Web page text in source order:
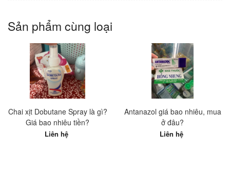
Sản phẩm cùng loại
Chai xịt Dobutane Spray là gì?
Giá bao nhiêu tiền?
Liên hệ
Antanazol giá bao nhiêu, mua
ở đâu?
Liên hệ